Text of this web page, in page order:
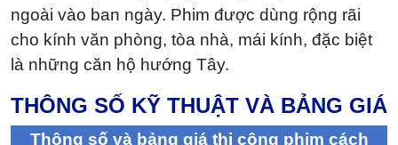
ngoài vào ban ngày. Phim được dùng rộng rãi
cho kính văn phòng, tòa nhà, mái kính, đặc biệt
là những căn hộ hướng Tây.
THÔNG SỐ KỸ THUẬT VÀ BẢNG GIÁ
Thông số và bảng giá thi công phim cách